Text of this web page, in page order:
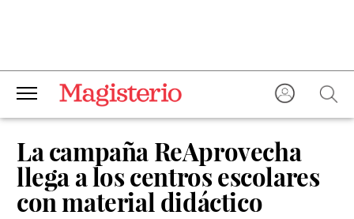
La campaña ReAprovecha
llega a los centros escolares
con material didáctico